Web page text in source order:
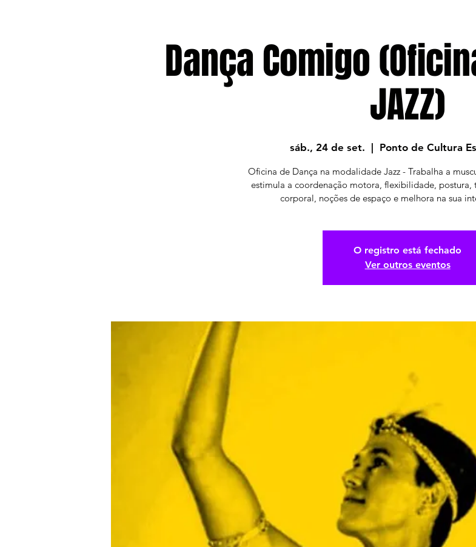
Dança Comigo
JAZZ)
sáb., 24 de set. Ponto de Cultura
Oficina de Dança na modalidade Jazz - Trabalha a
estimula a coordenação motora, flexibilidade, postura,
corporal, noções de espaço e melhora na sua
O registro está fechado
Ver outros eventos